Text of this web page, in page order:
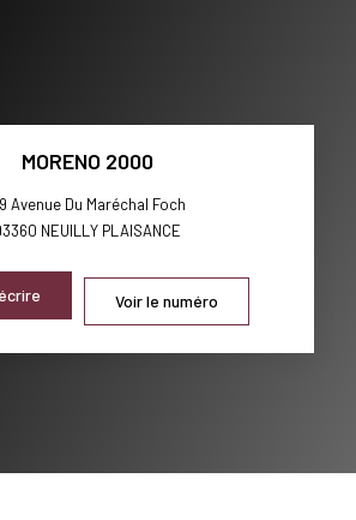
MORENO 2000
Avenue Du Maréchal Foch
NEUILLY PLAISANCE
Voir le numéro